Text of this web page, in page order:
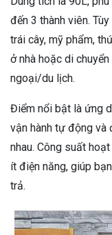
đến 3 thành viên.
trái cây, mỹ phẩm,
ở nhà hoặc di
ngoại/du lịch.
Điểm nổi bật là ứng
vận hành tự động và
nhau. Công suất
ít điện năng, giúp
trả.